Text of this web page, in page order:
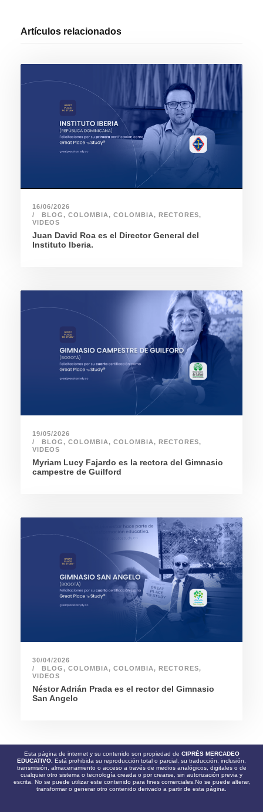
Artículos relacionados
16/06/2026
BLOG, COLOMBIA, COLOMBIA, RECTORES,
VIDEOS
Juan David Roa es el Director General del
Instituto Iberia.
19/05/2026
BLOG, COLOMBIA, COLOMBIA, RECTORES,
VIDEOS
Myriam Lucy Fajardo es la rectora del Gimnasio
campestre de Guilford
30/04/2026
BLOG, COLOMBIA, COLOMBIA, RECTORES,
VIDEOS
Néstor Adrián Prada es el rector del Gimnasio
San Angelo
Esta página de internet y su contenido son propiedad de CIPRÉS MERCADEO
EDUCATIVO. Está prohibida su reproducción total o parcial, su traducción, inclusión,
transmisión, almacenamiento o acceso a través de medios analógicos, digitales o de
cualquier otro sistema o tecnología creada o por crearse, sin autorización previa y
escrita. No se puede utilizar este contenido para fines comerciales.No se puede alterar,
transformar o generar otro contenido derivado a partir de esta página.